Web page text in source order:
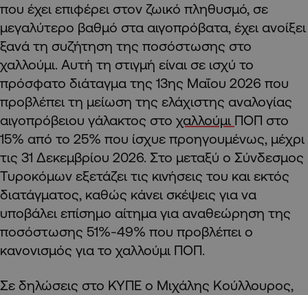
που έχει επιφέρει στον ζωικό πληθυσμό, σε
μεγαλύτερο βαθμό στα αιγοπρόβατα, έχει ανοίξει
ξανά τη συζήτηση της ποσόστωσης στο
χαλλούμι. Αυτή τη στιγμή είναι σε ισχύ το
πρόσφατο διάταγμα της 13ης Μαΐου 2026 που
προβλέπει τη μείωση της ελάχιστης αναλογίας
αιγοπρόβειου γάλακτος στο χαλλούμι ΠΟΠ στο
15% από το 25% που ίσχυε προηγουμένως, μέχρι
τις 31 Δεκεμβρίου 2026. Στο μεταξύ ο Σύνδεσμος
Τυροκόμων εξετάζει τις κινήσεις του και εκτός
διατάγματος, καθώς κάνει σκέψεις για να
υποβάλει επίσημο αίτημα για αναθεώρηση της
ποσόστωσης 51%-49% που προβλέπει ο
κανονισμός για το χαλλούμι ΠΟΠ.
Σε δηλώσεις στο ΚΥΠΕ ο Μιχάλης Κούλλουρος,